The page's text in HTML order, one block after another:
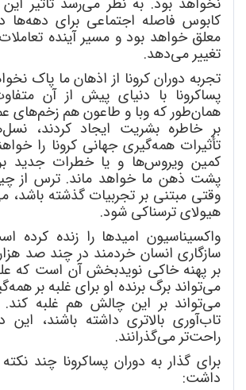
کابوس فاصله اجتماعی برای دههها
معلق خواهد بود و مسیر آینده
تغییر میدهد.
تجربه دوران کرونا از اذهان ما پاک
پساکرونا با دنیای پیش از آن
همانطور که وبا و طاعون هم زخمهای
بر خاطره بشریت ایجاد کردند، نسل
تأثیرات همهگیری جهانی کرونا را
کمین ویروسها و یا خطرات جدید
پشت ذهن ما خواهد ماند. ترس از
وقتی مبتنی بر تجربیات گذشته باشد،
هیولای ترسناکی شود.
واکسیناسیون امیدها را زنده کرده
سازگاری انسان خردمند در چند صد
بر پهنه خاکی نویدبخش آن است که
میتواند برگ برنده او برای غلبه بر همه
میتواند بر این چالش هم غلبه کند.
تابآوری بالاتری داشته باشند،
راحتتر میگذرانند.
برای گذار به دوران پساکرونا چند
داشت: